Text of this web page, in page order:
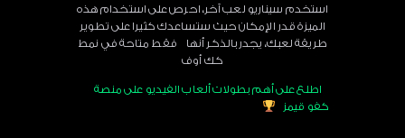
استخدم سيناريو لعب آخر، احرص على استخدام هذه
الميزة قدر الإمكان حيث ستساعدك كثيرا على تطوير
طريقة لعبك، يجدر بالذكر أنها فقط متاحة في نمط
كك أوف
اطلع على أهم بطولات ألعاب الفيديو على منصة
كفو قيمز